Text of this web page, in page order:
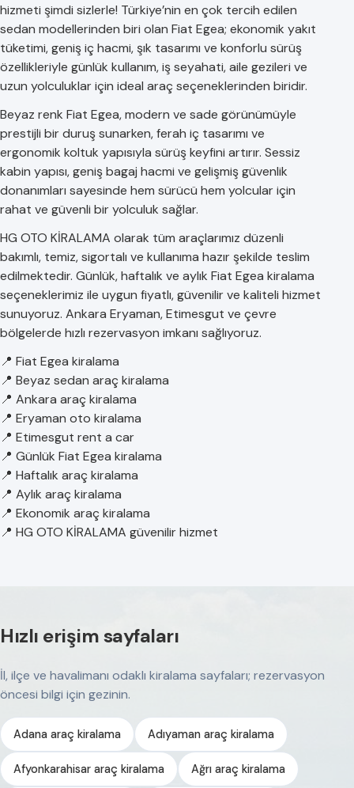
hizmeti şimdi sizlerle! Türkiye’nin en çok tercih edilen
sedan modellerinden biri olan Fiat Egea; ekonomik yakıt
tüketimi, geniş iç hacmi, şık tasarımı ve konforlu sürüş
özellikleriyle günlük kullanım, iş seyahati, aile gezileri ve
uzun yolculuklar için ideal araç seçeneklerinden biridir.
Beyaz renk Fiat Egea, modern ve sade görünümüyle
prestijli bir duruş sunarken, ferah iç tasarımı ve
ergonomik koltuk yapısıyla sürüş keyfini artırır. Sessiz
kabin yapısı, geniş bagaj hacmi ve gelişmiş güvenlik
donanımları sayesinde hem sürücü hem yolcular için
rahat ve güvenli bir yolculuk sağlar.
HG OTO KİRALAMA olarak tüm araçlarımız düzenli
bakımlı, temiz, sigortalı ve kullanıma hazır şekilde teslim
edilmektedir. Günlük, haftalık ve aylık Fiat Egea kiralama
seçeneklerimiz ile uygun fiyatlı, güvenilir ve kaliteli hizmet
sunuyoruz. Ankara Eryaman, Etimesgut ve çevre
bölgelerde hızlı rezervasyon imkanı sağlıyoruz.
📍 Fiat Egea kiralama
📍 Beyaz sedan araç kiralama
📍 Ankara araç kiralama
📍 Eryaman oto kiralama
📍 Etimesgut rent a car
📍 Günlük Fiat Egea kiralama
📍 Haftalık araç kiralama
📍 Aylık araç kiralama
📍 Ekonomik araç kiralama
📍 HG OTO KİRALAMA güvenilir hizmet
Hızlı erişim sayfaları
İl, ilçe ve havalimanı odaklı kiralama sayfaları; rezervasyon
öncesi bilgi için gezinin.
Adana araç kiralama Adıyaman araç kiralama
Afyonkarahisar araç kiralama Ağrı araç kiralama